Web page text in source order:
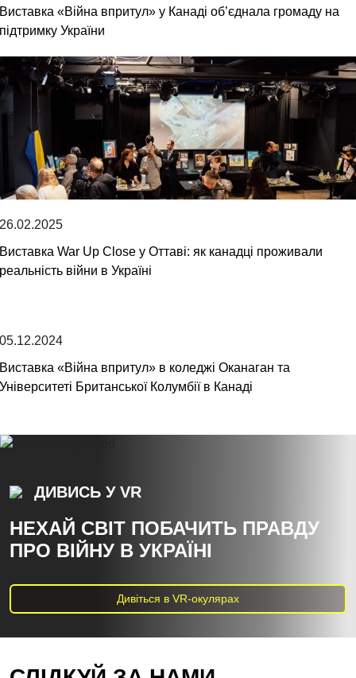
Виставка «Війна впритул» у Канаді об’єднала громаду на
підтримку України
26.02.2025
Виставка War Up Close у Оттаві: як канадці проживали
реальність війни в Україні
05.12.2024
Виставка «Війна впритул» в коледжі Оканаган та
Університеті Британської Колумбії в Канаді
ДИВИСЬ У VR
НЕХАЙ СВІТ ПОБАЧИТЬ ПРАВДУ
ПРО ВІЙНУ В УКРАЇНІ
Дивіться в VR-окулярах